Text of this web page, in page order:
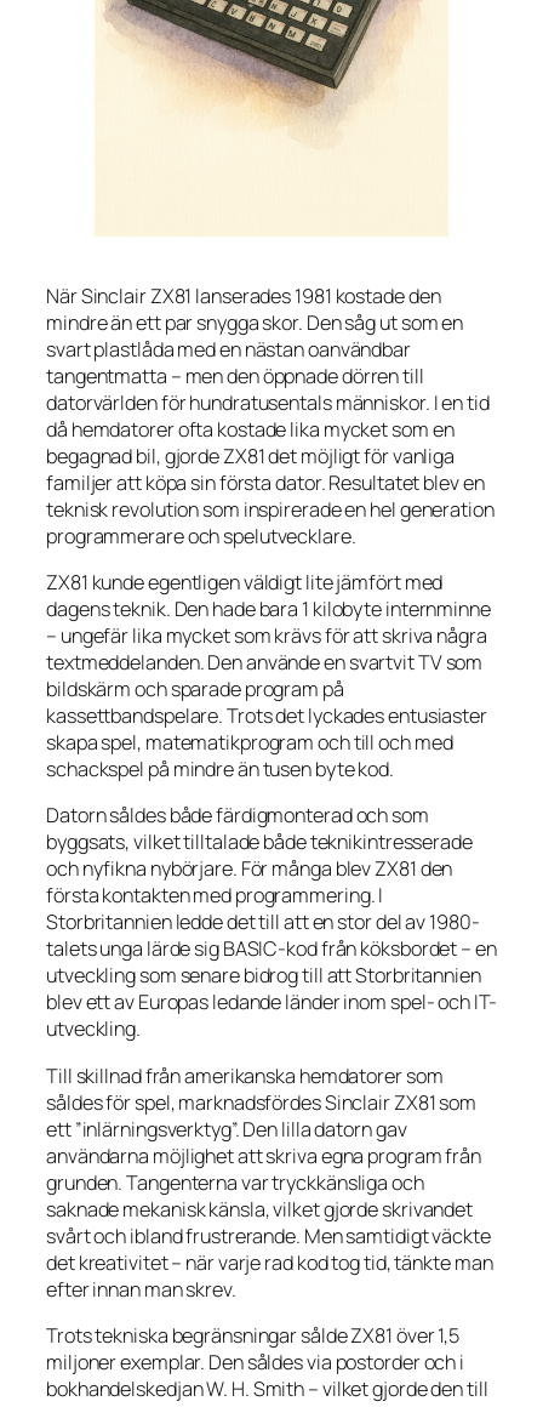
När Sinclair ZX81 lanserades 1981 kostade den
mindre än ett par snygga skor. Den såg ut som en
svart plastlåda med en nästan oanvändbar
tangentmatta – men den öppnade dörren till
datorvärlden för hundratusentals människor. I en tid
då hemdatorer ofta kostade lika mycket som en
begagnad bil, gjorde ZX81 det möjligt för vanliga
familjer att köpa sin första dator. Resultatet blev en
teknisk revolution som inspirerade en hel generation
programmerare och spelutvecklare.
ZX81 kunde egentligen väldigt lite jämfört med
dagens teknik. Den hade bara 1 kilobyte internminne
– ungefär lika mycket som krävs för att skriva några
textmeddelanden. Den använde en svartvit TV som
bildskärm och sparade program på
kassettbandspelare. Trots det lyckades entusiaster
skapa spel, matematikprogram och till och med
schackspel på mindre än tusen byte kod.
Datorn såldes både färdigmonterad och som
byggsats, vilket tilltalade både teknikintresserade
och nyfikna nybörjare. För många blev ZX81 den
första kontakten med programmering. I
Storbritannien ledde det till att en stor del av 1980-
talets unga lärde sig BASIC-kod från köksbordet – en
utveckling som senare bidrog till att Storbritannien
blev ett av Europas ledande länder inom spel- och IT-
utveckling.
Till skillnad från amerikanska hemdatorer som
såldes för spel, marknadsfördes Sinclair ZX81 som
ett ”inlärningsverktyg”. Den lilla datorn gav
användarna möjlighet att skriva egna program från
grunden. Tangenterna var tryckkänsliga och
saknade mekanisk känsla, vilket gjorde skrivandet
svårt och ibland frustrerande. Men samtidigt väckte
det kreativitet – när varje rad kod tog tid, tänkte man
efter innan man skrev.
Trots tekniska begränsningar sålde ZX81 över 1,5
miljoner exemplar. Den såldes via postorder och i
bokhandelskedjan W. H. Smith – vilket gjorde den till